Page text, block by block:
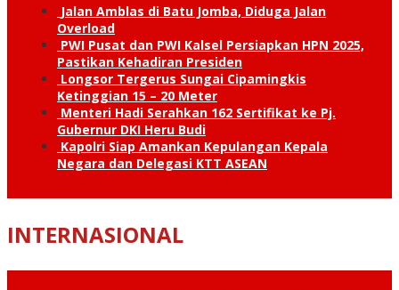
Jalan Amblas di Batu Jomba, Diduga Jalan
Overload
PWI Pusat dan PWI Kalsel Persiapkan HPN 2025,
Pastikan Kehadiran Presiden
Longsor Tergerus Sungai Cipamingkis
Ketinggian 15 – 20 Meter
Menteri Hadi Serahkan 162 Sertifikat ke Pj.
Gubernur DKI Heru Budi
Kapolri Siap Amankan Kepulangan Kepala
Negara dan Delegasi KTT ASEAN
INTERNASIONAL